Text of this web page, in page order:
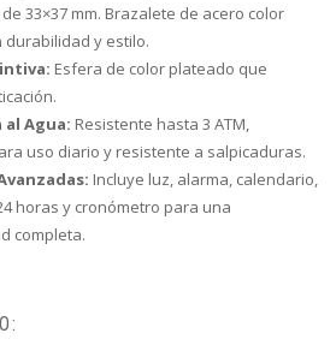
33×37 mm. Brazalete de acero color
y estilo.
Esfera de color plateado que
al Agua: Resistente hasta 3 ATM,
uso diario y resistente a salpicaduras.
Incluye luz, alarma, calendario,
horas y cronómetro para una
completa.